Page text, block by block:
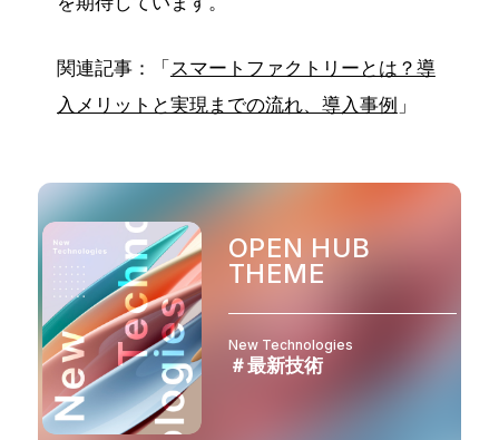
関連記事：「 スマートファクトリーとは？導
入メリットと実現までの流れ、導入事例 」
OPEN HUB
THEME
New Technologies
＃最新技術